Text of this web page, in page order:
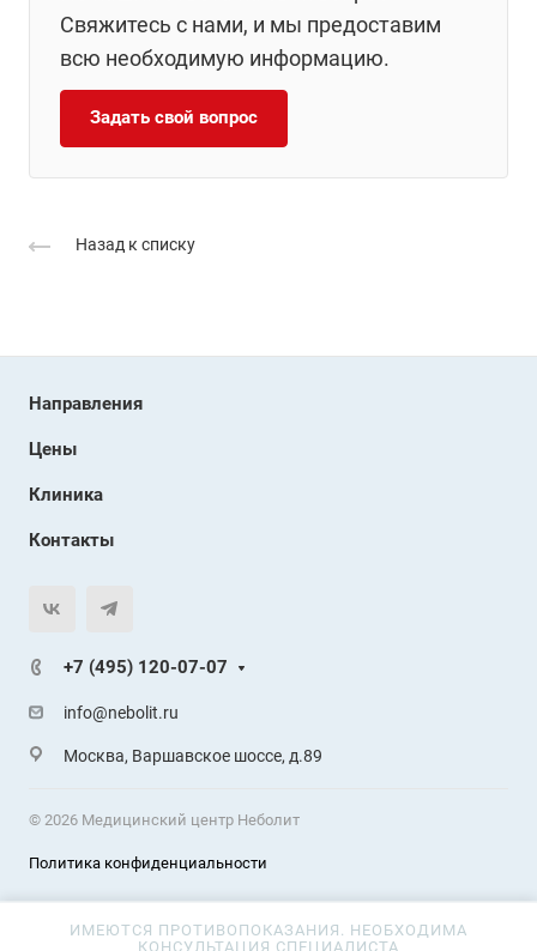
Свяжитесь с нами, и мы предоставим
всю необходимую информацию.
Задать свой вопрос
Назад к списку
Направления
Цены
Клиника
Контакты
+7 (495) 120-07-07
info@nebolit.ru
Москва, Варшавское шоссе, д.89
© 2026 Медицинский центр Неболит
Политика конфиденциальности
ИМЕЮТСЯ ПРОТИВОПОКАЗАНИЯ. НЕОБХОДИМА
КОНСУЛЬТАЦИЯ СПЕЦИАЛИСТА